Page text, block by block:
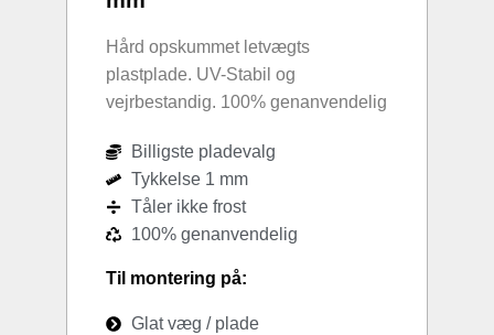
Hård opskummet letvægts
plastplade. UV-Stabil og
vejrbestandig. 100% genanvendelig
Billigste pladevalg
Tykkelse 1 mm
Tåler ikke frost
100% genanvendelig
Til montering på:
Glat væg / plade